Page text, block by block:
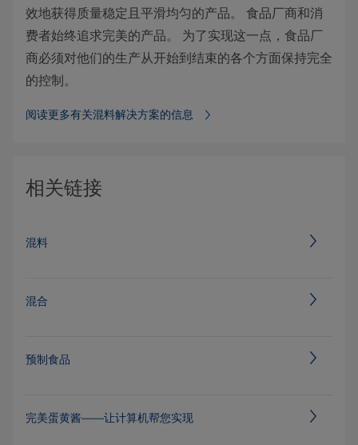
效地获得质量稳定且平滑均匀的产品。 食品厂商和消
费者始终追求完美的产品。 为了实现这一点，食品厂
商必须对他们的生产从开始到结束的各个方面保持完全
的控制。
阅读更多有关混料解决方案的信息
相关链接
混料
混合
预制食品
完美蛋黄酱——让计算机帮您实现